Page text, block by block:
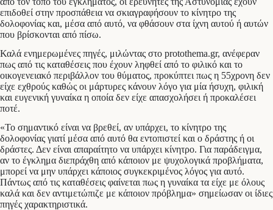
επιδοθεί στην προσπάθεια να σκιαγραφήσουν το κίνητρο της
δολοφονίας και, μέσα από αυτό, να φθάσουν στα ίχνη αυτού ή αυτών
που βρίσκονται από πίσω.
Καλά ενημερωμένες πηγές, μιλώντας στο protothema.gr, ανέφεραν
πως από τις καταθέσεις που έχουν ληφθεί από το φιλικό και το
οικογενειακό περιβάλλον του θύματος, προκύπτει πως η 55χρονη δεν
είχε εχθρούς καθώς οι μάρτυρες κάνουν λόγο για μία ήσυχη, φιλική
και ευγενική γυναίκα η οποία δεν είχε απασχολήσει ή προκαλέσει
ποτέ.
«Το σημαντικό είναι να βρεθεί, αν υπάρχει, το κίνητρο της
δολοφονίας γιατί μέσα από αυτό θα εντοπιστεί και ο δράστης ή οι
δράστες. Δεν είναι απαραίτητο να υπάρχει κίνητρο. Για παράδειγμα,
αν το έγκλημα διεπράχθη από κάποιον με ψυχολογικά προβλήματα,
μπορεί να μην υπάρχει κάποιος συγκεκριμένος λόγος για αυτό.
Πάντως από τις καταθέσεις φαίνεται πως η γυναίκα τα είχε με όλους
καλά και δεν αντιμετώπιζε με κάποιον πρόβλημα» σημείωσαν οι ίδιες
πηγές χαρακτηριστικά.